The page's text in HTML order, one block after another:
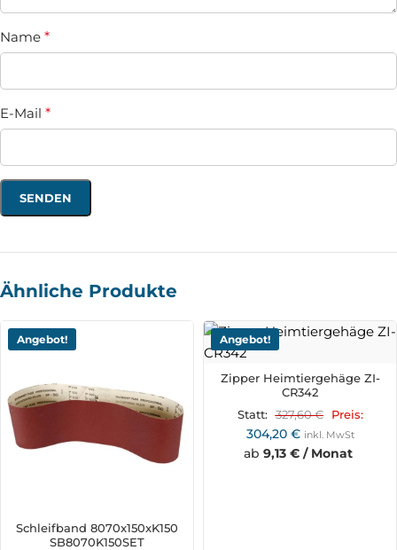
Name *
E-Mail *
Ähnliche Produkte
Angebot!
Schleifband 8070x150xK150
SB8070K150SET
Angebot!
Zipper Heimtiergehäge ZI-
CR342
Statt: 327,60€ Preis:
304,20 € inkl. MwSt
ab 9,13 € / Monat